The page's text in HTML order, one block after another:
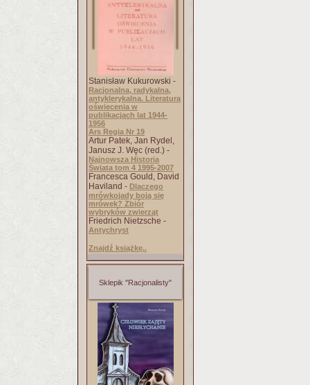
Stanisław Kukurowski -
Racjonalna, radykalna,
antyklerykalna. Literatura
oświecenia w
publikacjach lat 1944-
1956
Ars Regia Nr 19
Artur Patek, Jan Rydel,
Janusz J. Węc (red.) -
Najnowsza Historia
Świata tom 4 1995-2007
Francesca Gould, David
Haviland - Dlaczego
mrówkojady boją się
mrówek? Zbiór
wybryków zwierząt
Friedrich Nietzsche -
Antychryst
Znajdź książkę..
Sklepik "Racjonalisty"